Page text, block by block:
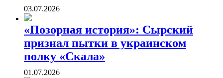
03.07.2026
«Позорная история»: Сырский
признал пытки в украинском
полку «Скала»
01.07.2026